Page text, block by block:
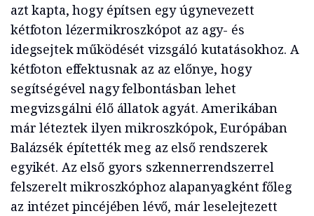
azt kapta, hogy építsen egy úgynevezett
kétfoton lézermikroszkópot az agy- és
idegsejtek működését vizsgáló kutatásokhoz. A
kétfoton effektusnak az az előnye, hogy
segítségével nagy felbontásban lehet
megvizsgálni élő állatok agyát. Amerikában
már léteztek ilyen mikroszkópok, Európában
Balázsék építették meg az első rendszerek
egyikét. Az első gyors szkennerrendszerrel
felszerelt mikroszkóphoz alapanyagként főleg
az intézet pincéjében lévő, már leselejtezett